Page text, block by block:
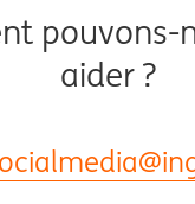
pouvons-
aider ?